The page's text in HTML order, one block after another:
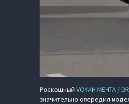
Роскошный VOYAH МЕЧТА /
значительно опередил